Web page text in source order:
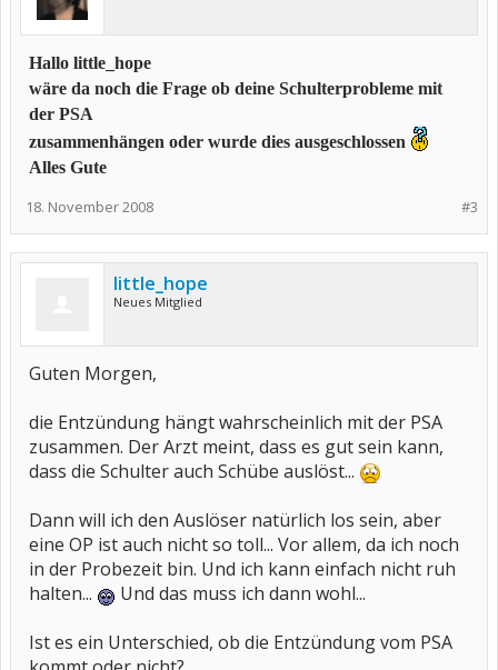
Hallo little_hope
wäre da noch die Frage ob deine Schulterprobleme mit
der PSA
zusammenhängen oder wurde dies ausgeschlossen
Alles Gute
#3
18. November 2008
little_hope
Neues Mitglied
Guten Morgen,
die Entzündung hängt wahrscheinlich mit der PSA
zusammen. Der Arzt meint, dass es gut sein kann,
dass die Schulter auch Schübe auslöst...
Dann will ich den Auslöser natürlich los sein, aber
eine OP ist auch nicht so toll... Vor allem, da ich noch
in der Probezeit bin. Und ich kann einfach nicht ruh
halten...
Und das muss ich dann wohl...
Ist es ein Unterschied, ob die Entzündung vom PSA